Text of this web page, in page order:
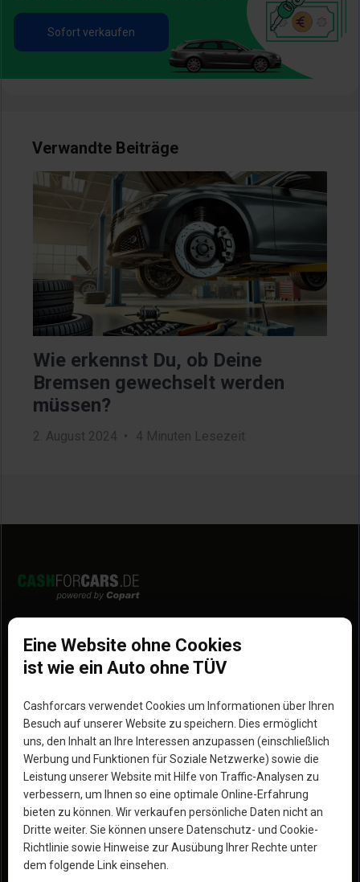
Sofort verkaufen
Verwandte Beiträge
Bild
Wie erkennst Du, ob Deine
Bremsen gewechselt werden
müssen?
2. August 2024 4 Minuten Lesezeit
Wie funktionierts
Hilfe
Erfahrungen
Warum wir die bessere
Option sind
Impressum
Werde Partner
Blog
Eine Website ohne Cookies
ist wie ein Auto ohne TÜV
Cashforcars verwendet Cookies um Informationen über Ihren
Besuch auf unserer Website zu speichern. Dies ermöglicht
uns, den Inhalt an Ihre Interessen anzupassen (einschließlich
Werbung und Funktionen für Soziale Netzwerke) sowie die
Leistung unserer Website mit Hilfe von Traffic-Analysen zu
verbessern, um Ihnen so eine optimale Online-Erfahrung
bieten zu können. Wir verkaufen persönliche Daten nicht an
Dritte weiter. Sie können unsere Datenschutz- und Cookie-
Richtlinie sowie Hinweise zur Ausübung Ihrer Rechte unter
dem folgende Link einsehen.